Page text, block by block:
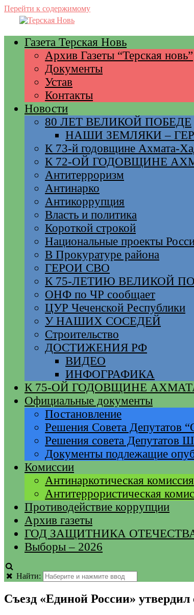
Перейти к содержимому
Газета Терская Новь
Архив Газеты “Терская новь”
Документы
Устав
Контакты
Новости
80 ЛЕТ ВЕЛИКОЙ ПОБЕДЕ
НАШИ ЗЕМЛЯКИ –
К 73-й годовщине Ахмата-
К 72-ОЙ ГОДОВЩИНЕ
Антитерроризм
Антинарко
Антикоррупция
Власть и политика
Короткой строкой
Национальные проекты
В Прокуратуре района
ГЕРОИ СВО
К 75-ЛЕТИЮ ВЕЛИКОЙ
ОНФ по ЧР сообщает
ЦУР Чеченской Республики
У НАШИХ СОСЕДЕЙ
Строительство
ДОСТИЖЕНИЯ РФ
ВИДЕО
ИНФОГРАФИКА
К 75-ОЙ ГОДОВЩИНЕ
Официальные документы
Постановление
Решения Совета Депутатов
Решения совета Депутатов
Документы подлежащие
Комиссии
Антинаркотическая комиссия
Антитеррористическая
Противодействие коррупции
Архив газеты
ГОД ЗАЩИТНИКА
Выборы – 2026
Найти:
Съезд «Единой России»